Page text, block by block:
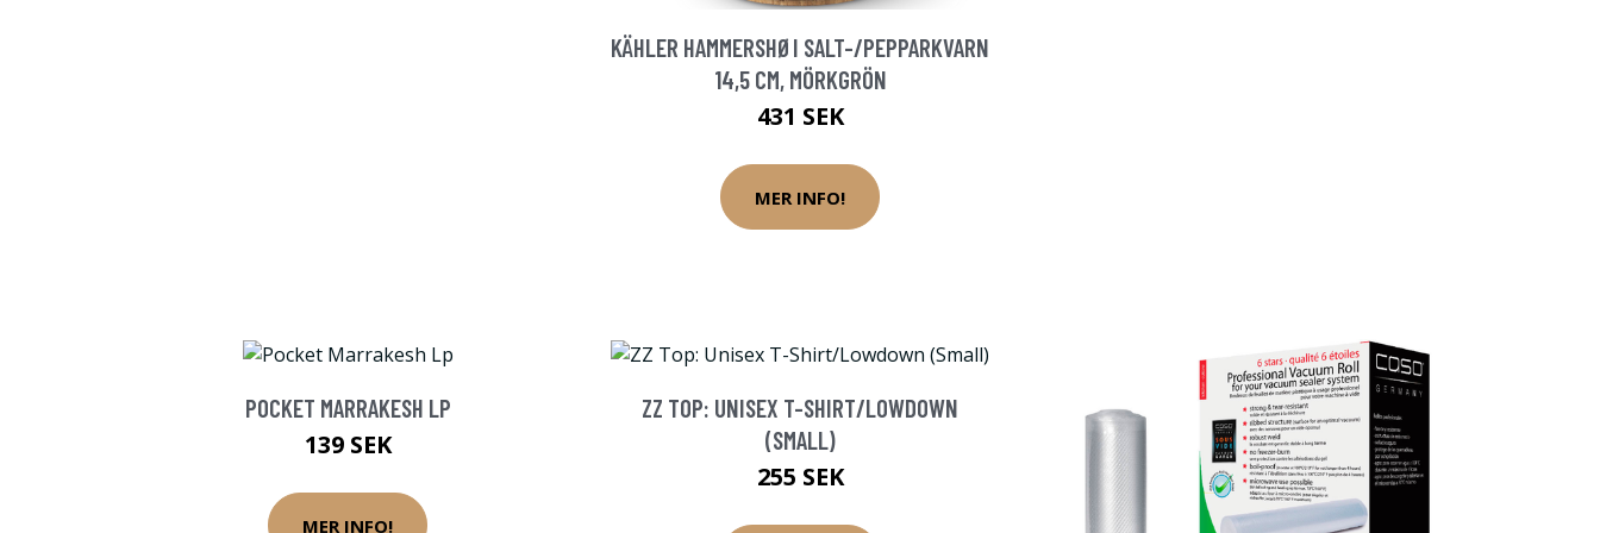
KÄHLER HAMMERSHØI SALT-/PEPPARKVARN
14,5 CM, MÖRKGRÖN
431 SEK
MER INFO!
POCKET MARRAKESH LP
139 SEK
MER INFO!
ZZ TOP: UNISEX T-SHIRT/LOWDOWN
(SMALL)
255 SEK